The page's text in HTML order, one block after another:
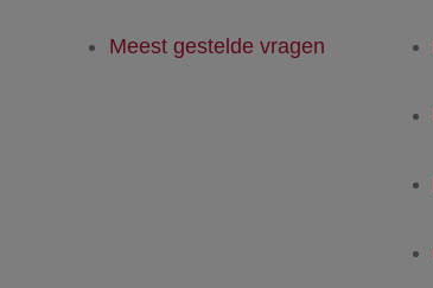
Meest gestelde vragen